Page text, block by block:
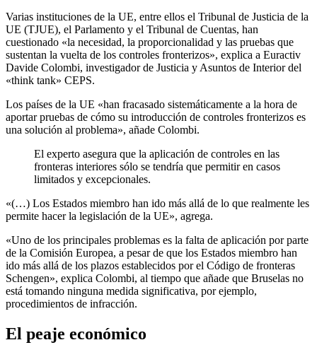
Varias instituciones de la UE, entre ellos el Tribunal de Justicia de la
UE (TJUE), el Parlamento y el Tribunal de Cuentas, han
cuestionado «la necesidad, la proporcionalidad y las pruebas que
sustentan la vuelta de los controles fronterizos», explica a Euractiv
Davide Colombi, investigador de Justicia y Asuntos de Interior del
«think tank» CEPS.
Los países de la UE «han fracasado sistemáticamente a la hora de
aportar pruebas de cómo su introducción de controles fronterizos es
una solución al problema», añade Colombi.
El experto asegura que la aplicación de controles en las
fronteras interiores sólo se tendría que permitir en casos
limitados y excepcionales.
«(…) Los Estados miembro han ido más allá de lo que realmente les
permite hacer la legislación de la UE», agrega.
«Uno de los principales problemas es la falta de aplicación por parte
de la Comisión Europea, a pesar de que los Estados miembro han
ido más allá de los plazos establecidos por el Código de fronteras
Schengen», explica Colombi, al tiempo que añade que Bruselas no
está tomando ninguna medida significativa, por ejemplo,
procedimientos de infracción.
El peaje económico